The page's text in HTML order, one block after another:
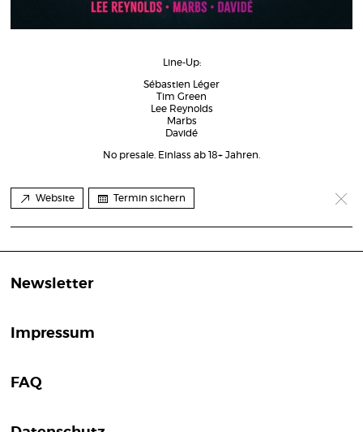
Line-Up:
Sébastien Léger
Tim Green
Lee Reynolds
Marbs
Davidé
No presale. Einlass ab 18+ Jahren.
Website Termin sichern
Newsletter
Impressum
FAQ